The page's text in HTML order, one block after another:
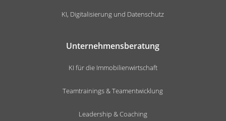
KI, Digitalisierung und Datenschutz
Unternehmensberatung
KI für die Immobilienwirtschaft
Teamtrainings & Teamentwicklung
Leadership & Coaching